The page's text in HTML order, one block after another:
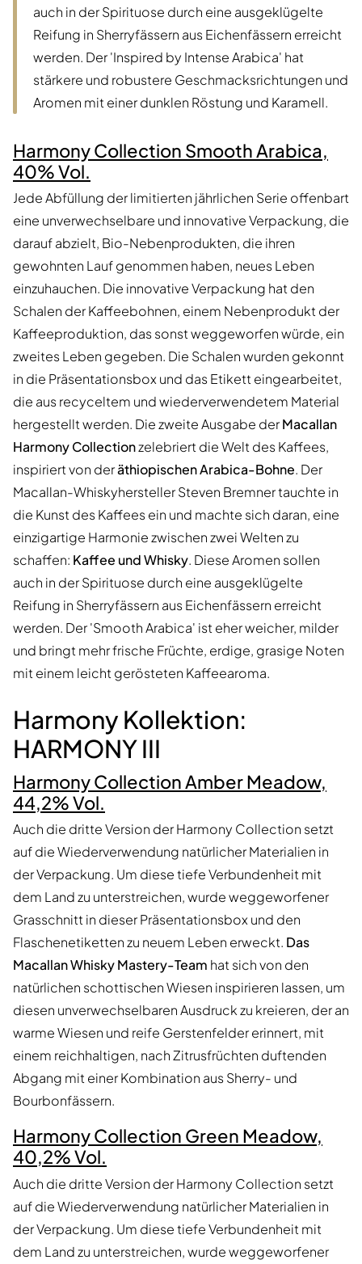
auch in der Spirituose durch eine ausgeklügelte
Reifung in Sherryfässern aus Eichenfässern erreicht
werden. Der 'Inspired by Intense Arabica' hat
stärkere und robustere Geschmacksrichtungen und
Aromen mit einer dunklen Röstung und Karamell.
Harmony Collection Smooth Arabica,
40% Vol.
Jede Abfüllung der limitierten jährlichen Serie offenbart
eine unverwechselbare und innovative Verpackung, die
darauf abzielt, Bio-Nebenprodukten, die ihren
gewohnten Lauf genommen haben, neues Leben
einzuhauchen. Die innovative Verpackung hat den
Schalen der Kaffeebohnen, einem Nebenprodukt der
Kaffeeproduktion, das sonst weggeworfen würde, ein
zweites Leben gegeben. Die Schalen wurden gekonnt
in die Präsentationsbox und das Etikett eingearbeitet,
die aus recyceltem und wiederverwendetem Material
hergestellt werden. Die zweite Ausgabe derMacallan
Harmony Collectionzelebriert die Welt des Kaffees,
inspiriert von deräthiopischen Arabica-Bohne. Der
Macallan-Whiskyhersteller Steven Bremner tauchte in
die Kunst des Kaffees ein und machte sich daran, eine
einzigartige Harmonie zwischen zwei Welten zu
schaffen: Kaffee und Whisky. Diese Aromen sollen
auch in der Spirituose durch eine ausgeklügelte
Reifung in Sherryfässern aus Eichenfässern erreicht
werden. Der 'Smooth Arabica' ist eher weicher, milder
und bringt mehr frische Früchte, erdige, grasige Noten
mit einem leicht gerösteten Kaffeearoma.
Harmony Kollektion:
HARMONY III
Harmony Collection Amber Meadow,
44,2% Vol.
Auch die dritte Version der Harmony Collection setzt
auf die Wiederverwendung natürlicher Materialien in
der Verpackung. Um diese tiefe Verbundenheit mit
dem Land zu unterstreichen, wurde weggeworfener
Grasschnitt in dieser Präsentationsbox und den
Flaschenetiketten zu neuem Leben erweckt. Das
Macallan Whisky Mastery-Team hat sich von den
natürlichen schottischen Wiesen inspirieren lassen, um
diesen unverwechselbaren Ausdruck zu kreieren, der an
warme Wiesen und reife Gerstenfelder erinnert, mit
einem reichhaltigen, nach Zitrusfrüchten duftenden
Abgang mit einer Kombination aus Sherry- und
Bourbonfässern.
Harmony Collection Green Meadow,
40,2% Vol.
Auch die dritte Version der Harmony Collection setzt
auf die Wiederverwendung natürlicher Materialien in
der Verpackung. Um diese tiefe Verbundenheit mit
dem Land zu unterstreichen, wurde weggeworfener